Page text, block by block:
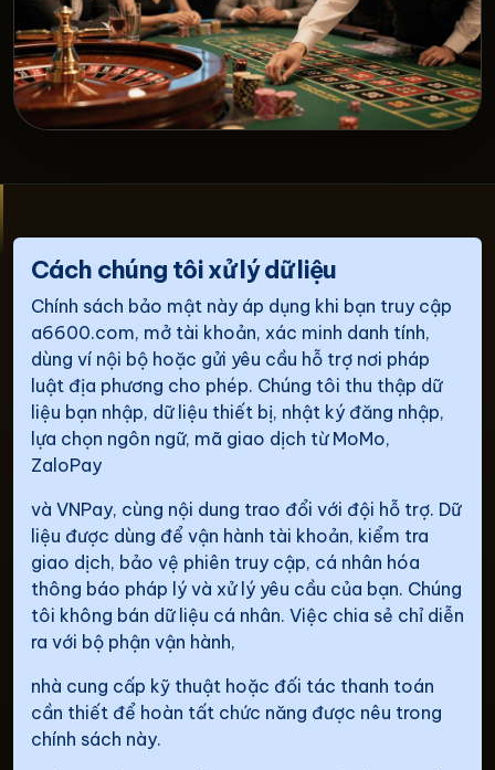
Cách chúng tôi xử lý dữ liệu
Chính sách bảo mật này áp dụng khi bạn truy cập
a6600.com, mở tài khoản, xác minh danh tính,
dùng ví nội bộ hoặc gửi yêu cầu hỗ trợ nơi pháp
luật địa phương cho phép. Chúng tôi thu thập dữ
liệu bạn nhập, dữ liệu thiết bị, nhật ký đăng nhập,
lựa chọn ngôn ngữ, mã giao dịch từ MoMo,
ZaloPay
và VNPay, cùng nội dung trao đổi với đội hỗ trợ. Dữ
liệu được dùng để vận hành tài khoản, kiểm tra
giao dịch, bảo vệ phiên truy cập, cá nhân hóa
thông báo pháp lý và xử lý yêu cầu của bạn. Chúng
tôi không bán dữ liệu cá nhân. Việc chia sẻ chỉ diễn
ra với bộ phận vận hành,
nhà cung cấp kỹ thuật hoặc đối tác thanh toán
cần thiết để hoàn tất chức năng được nêu trong
chính sách này.